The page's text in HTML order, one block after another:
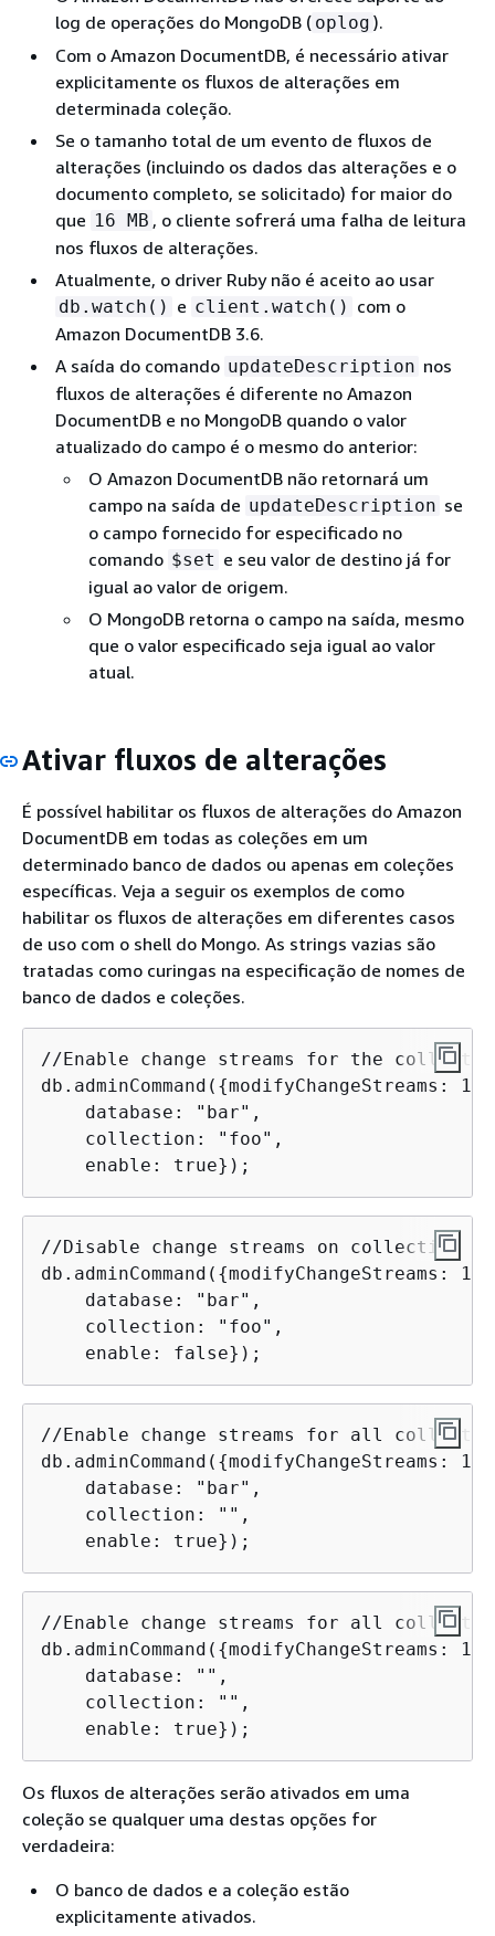
log de operações do MongoDB ( oplog ).
Com o Amazon DocumentDB, é necessário ativar
explicitamente os fluxos de alterações em
determinada coleção.
Se o tamanho total de um evento de fluxos de
alterações (incluindo os dados das alterações e o
documento completo, se solicitado) for maior do
que 16 MB , o cliente sofrerá uma falha de leitura
nos fluxos de alterações.
Atualmente, o driver Ruby não é aceito ao usar
db.watch() e client.watch() com o
Amazon DocumentDB 3.6.
A saída do comando updateDescription nos
fluxos de alterações é diferente no Amazon
DocumentDB e no MongoDB quando o valor
atualizado do campo é o mesmo do anterior:
O Amazon DocumentDB não retornará um
campo na saída de updateDescription se
o campo fornecido for especificado no
comando $set e seu valor de destino já for
igual ao valor de origem.
O MongoDB retorna o campo na saída, mesmo
que o valor especificado seja igual ao valor
atual.
Ativar fluxos de alterações
É possível habilitar os fluxos de alterações do Amazon
DocumentDB em todas as coleções em um
determinado banco de dados ou apenas em coleções
específicas. Veja a seguir os exemplos de como
habilitar os fluxos de alterações em diferentes casos
de uso com o shell do Mongo. As strings vazias são
tratadas como curingas na especificação de nomes de
banco de dados e coleções.
//Enable change streams for the
db.adminCommand( {modifyChangeStreams: 1,
    database: "bar",
    collection: "foo",
    enable: true});
//Disable change streams on collection
db.adminCommand( {modifyChangeStreams: 1,
    database: "bar",
    collection: "foo",
    enable: false});
//Enable change streams for all
db.adminCommand( {modifyChangeStreams: 1,
    database: "bar",
    collection: "",
    enable: true});
//Enable change streams for all
db.adminCommand( {modifyChangeStreams: 1,
    database: "",
    collection: "",
    enable: true});
Os fluxos de alterações serão ativados em uma
coleção se qualquer uma destas opções for
verdadeira:
O banco de dados e a coleção estão
explicitamente ativados.